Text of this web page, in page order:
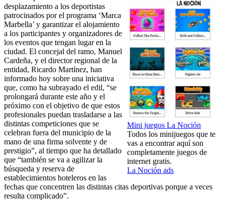
Mini juegos La Noción
Todos los minijuegos que te
vas a encontrar aquí son
completamente juegos de
internet gratis.
La Noción ads
desplazamiento a los deportistas
patrocinados por el programa ‘Marca
Marbella’ y garantizar el alojamiento
a los participantes y organizadores de
los eventos que tengan lugar en la
ciudad. El concejal del ramo, Manuel
Cardeña, y el director regional de la
entidad, Ricardo Martínez, han
informado hoy sobre una iniciativa
que, como ha subrayado el edil, “se
prolongará durante este año y el
próximo con el objetivo de que estos
profesionales puedan trasladarse a las
distintas competiciones que se
celebran fuera del municipio de la
mano de una firma solvente y de
prestigio”, al tiempo que ha detallado
que “también se va a agilizar la
búsqueda y reserva de
establecimientos hoteleros en las
fechas que concentren las distintas citas deportivas porque a veces
resulta complicado”.